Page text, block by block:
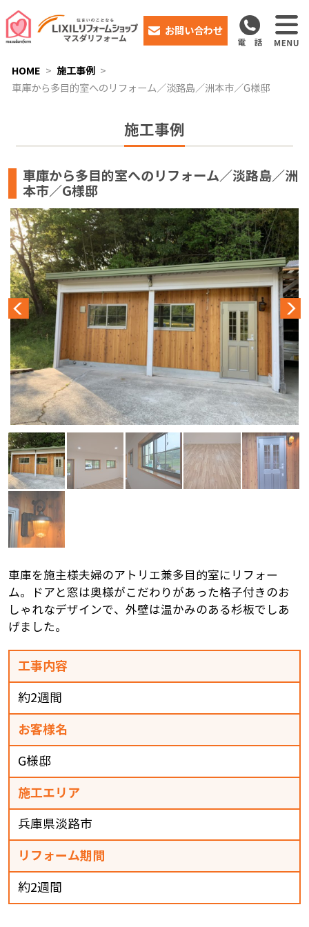
お問い合わせ
HOME
施工事例
車庫から多目的室へのリフォーム／淡路島／洲本市／G様邸
施工事例
車庫から多目的室へのリフォーム／淡路島／洲
本市／G様邸
車庫を施主様夫婦のアトリエ兼多目的室にリフォー
ム。ドアと窓は奥様がこだわりがあった格子付きのお
しゃれなデザインで、外壁は温かみのある杉板でしあ
げました。
工事内容
約2週間
お客様名
G様邸
施工エリア
兵庫県淡路市
リフォーム期間
約2週間